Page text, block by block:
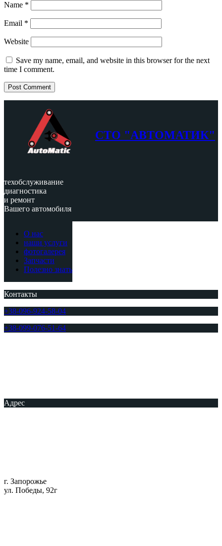
Name *
Email *
Website
Save my name, email, and website in this browser for the next
time I comment.
СТО "АВТОМАТИК"
техобслуживание
диагностика
и ремонт
Вашего автомобиля
О нас
наши услуги
фотогалерея
Запчасти
Полезно знать
Контакты
+38-096-924-58-04
+38-099-076-51-64
Адрес
г. Запорожье
ул. Победы, 92г